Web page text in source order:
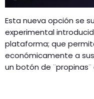
Esta nueva opción se
experimental
plataforma; que
económicamente a
un botón de ¨propinas¨